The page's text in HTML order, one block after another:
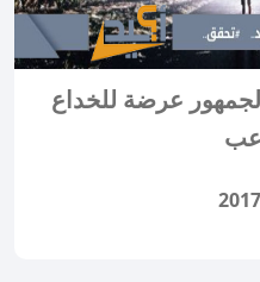
الجمهور عرضة للخداع